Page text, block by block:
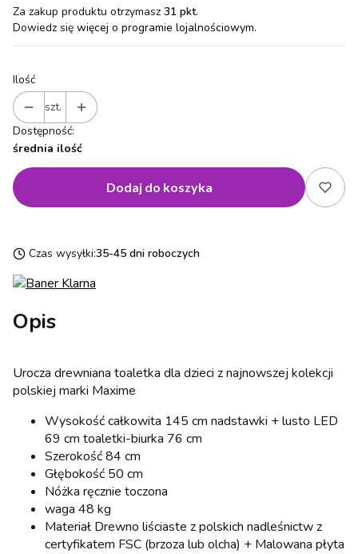
Za zakup produktu otrzymasz 31 pkt.
Dowiedz się więcej o programie lojalnościowym.
Ilość
szt.
Dostępność:
średnia ilość
Dodaj do koszyka
Czas wysyłki:35-45 dni roboczych
Opis
Urocza drewniana toaletka dla dzieci z najnowszej kolekcji
polskiej marki Maxime
Wysokość całkowita 145 cm nadstawki + lusto LED
69 cm toaletki-biurka 76 cm
Szerokość 84 cm
Głębokość 50 cm
Nóżka ręcznie toczona
waga 48 kg
Materiał Drewno liściaste z polskich nadleśnictw z
certyfikatem FSC (brzoza lub olcha) + Malowana płyta